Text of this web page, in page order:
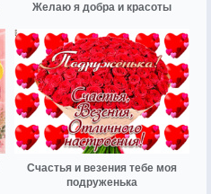
Желаю я добра и красоты
Счастья и везения тебе моя
подруженька